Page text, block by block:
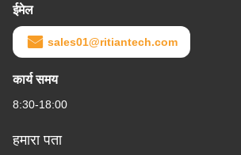
ईमेल
sales01@ritiantech.com
कार्य समय
8:30-18:00
हमारा पता